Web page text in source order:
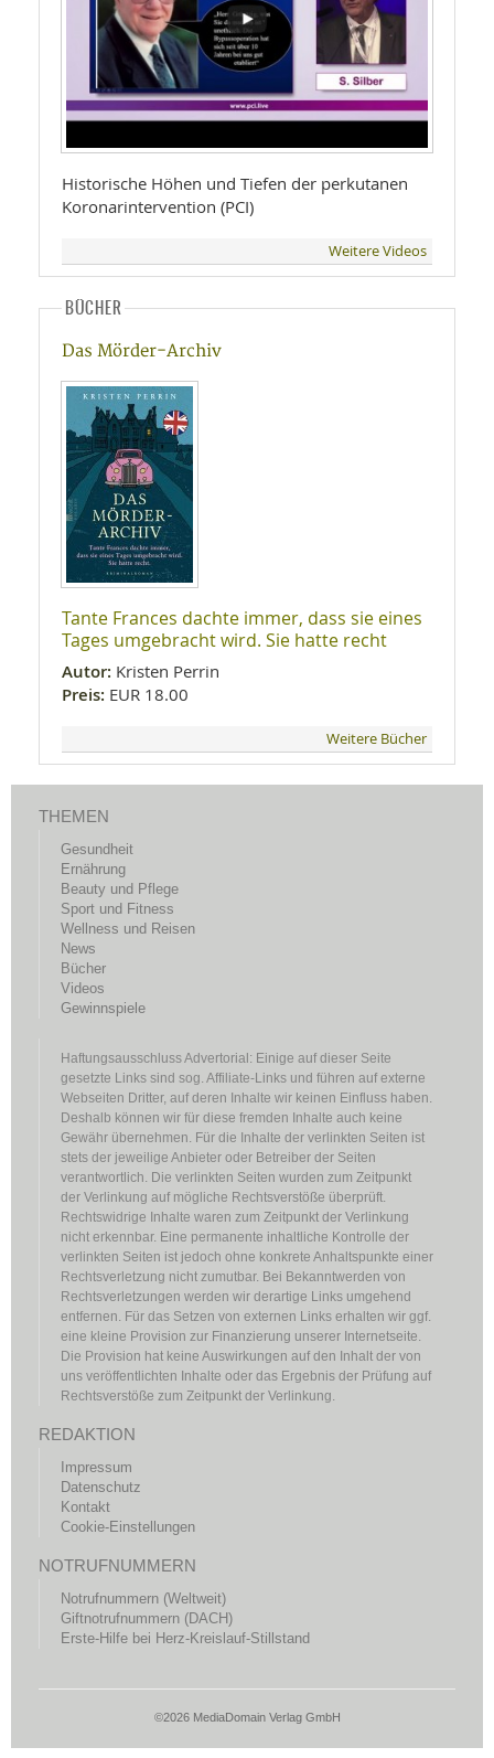
Historische Höhen und Tiefen der perkutanen
Koronarintervention (PCI)
Weitere Videos
BÜCHER
Das Mörder-Archiv
Tante Frances dachte immer, dass sie eines
Tages umgebracht wird. Sie hatte recht
Autor: Kristen Perrin
Preis: EUR 18.00
Weitere Bücher
THEMEN
Gesundheit
Ernährung
Beauty und Pflege
Sport und Fitness
Wellness und Reisen
News
Bücher
Videos
Gewinnspiele
Haftungsausschluss Advertorial: Einige auf dieser Seite
gesetzte Links sind sog. Affiliate-Links und führen auf externe
Webseiten Dritter, auf deren Inhalte wir keinen Einfluss haben.
Deshalb können wir für diese fremden Inhalte auch keine
Gewähr übernehmen. Für die Inhalte der verlinkten Seiten ist
stets der jeweilige Anbieter oder Betreiber der Seiten
verantwortlich. Die verlinkten Seiten wurden zum Zeitpunkt
der Verlinkung auf mögliche Rechtsverstöße überprüft.
Rechtswidrige Inhalte waren zum Zeitpunkt der Verlinkung
nicht erkennbar. Eine permanente inhaltliche Kontrolle der
verlinkten Seiten ist jedoch ohne konkrete Anhaltspunkte einer
Rechtsverletzung nicht zumutbar. Bei Bekanntwerden von
Rechtsverletzungen werden wir derartige Links umgehend
entfernen. Für das Setzen von externen Links erhalten wir ggf.
eine kleine Provision zur Finanzierung unserer Internetseite.
Die Provision hat keine Auswirkungen auf den Inhalt der von
uns veröffentlichten Inhalte oder das Ergebnis der Prüfung auf
Rechtsverstöße zum Zeitpunkt der Verlinkung.
REDAKTION
Impressum
Datenschutz
Kontakt
Cookie-Einstellungen
NOTRUFNUMMERN
Notrufnummern (Weltweit)
Giftnotrufnummern (DACH)
Erste-Hilfe bei Herz-Kreislauf-Stillstand
©2026 MediaDomain Verlag GmbH